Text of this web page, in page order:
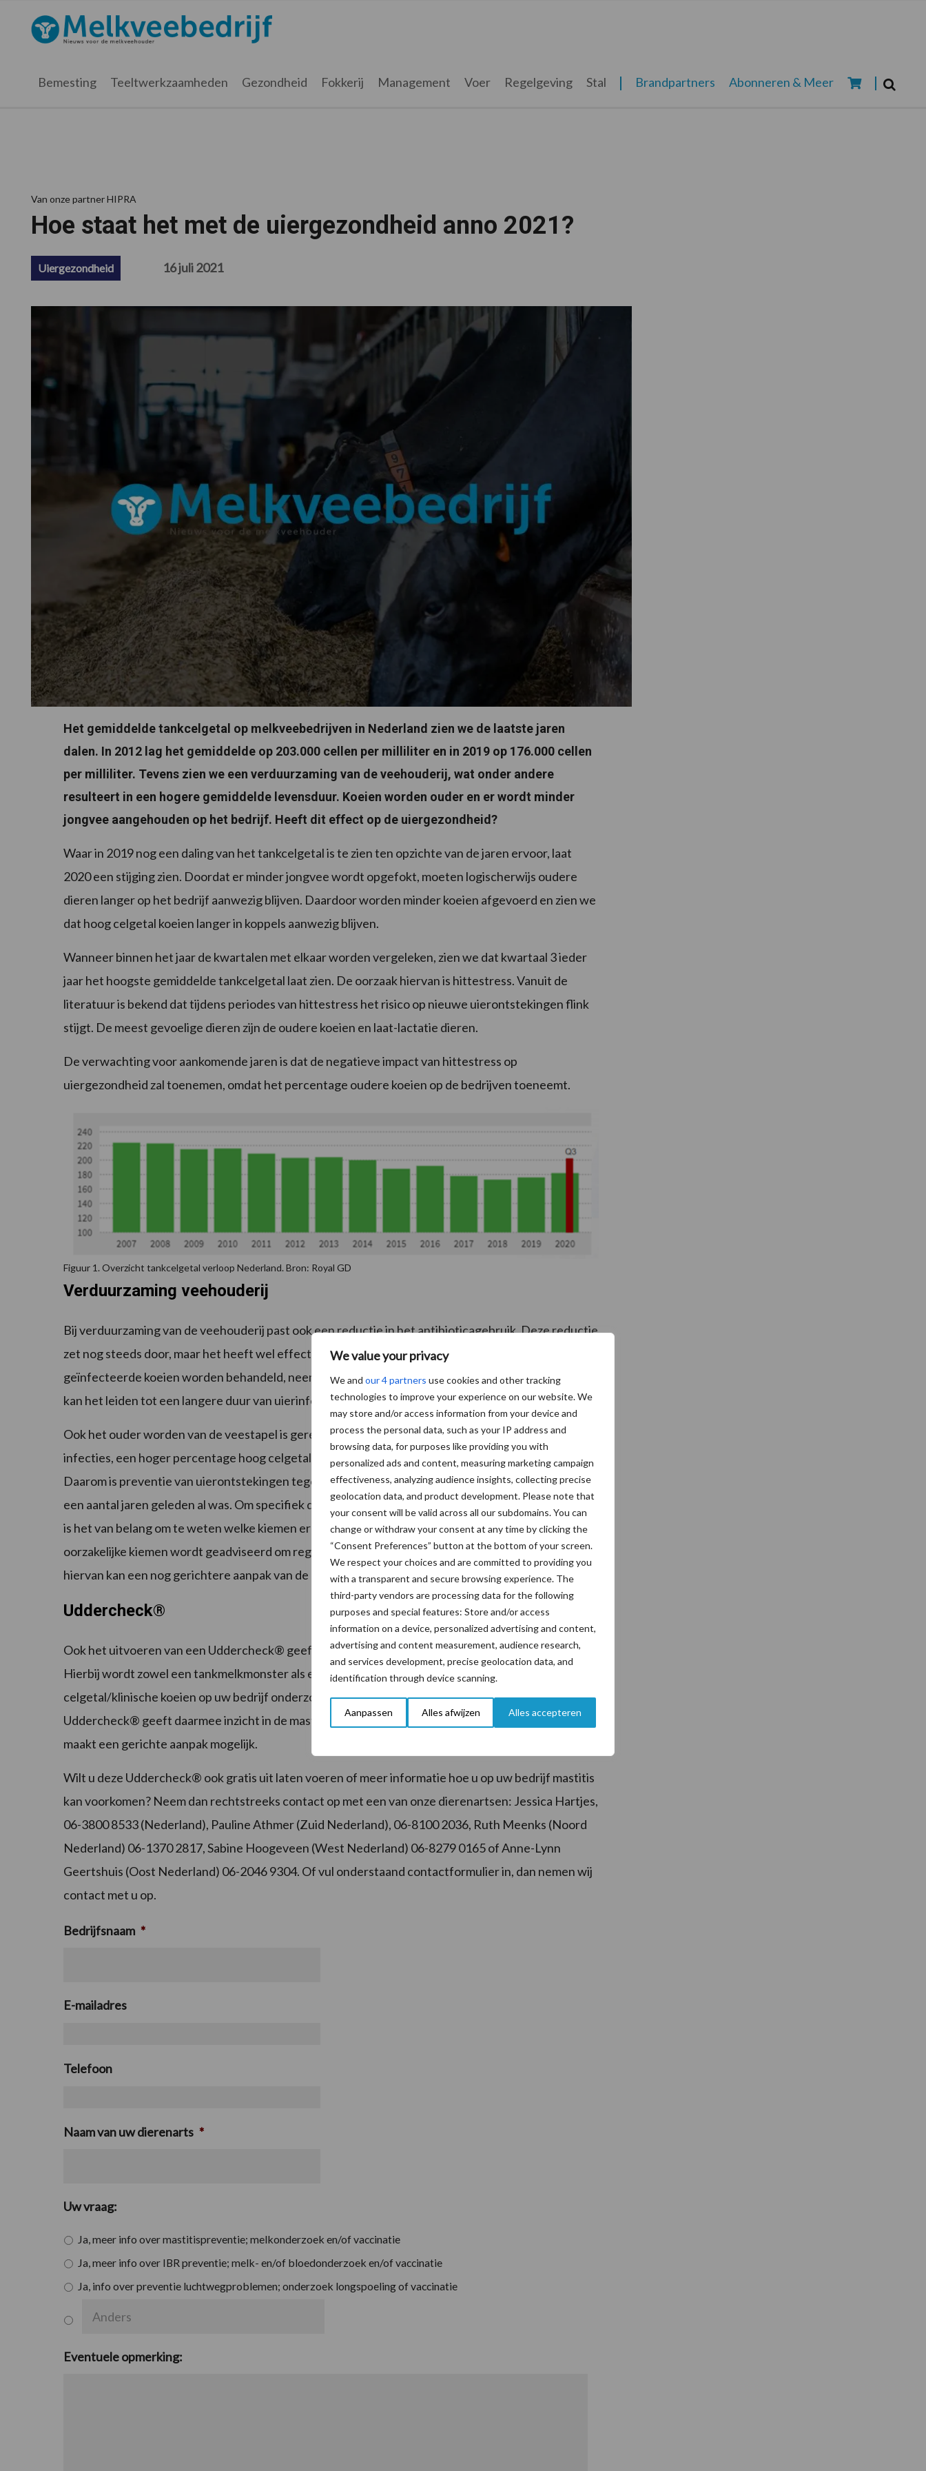
We value your privacy
We and our 4 partners use cookies and other tracking
technologies to improve your experience on our website. We
may store and/or access information from your device and
process the personal data, such as your IP address and
browsing data, for purposes like providing you with
personalized ads and content, measuring marketing campaign
effectiveness, analyzing audience insights, collecting precise
geolocation data, and product development. Please note that
your consent will be valid across all our subdomains. You can
change or withdraw your consent at any time by clicking the
“Consent Preferences” button at the bottom of your screen.
We respect your choices and are committed to providing you
with a transparent and secure browsing experience. The
third-party vendors are processing data for the following
purposes and special features: Store and/or access
information on a device, personalized advertising and content,
advertising and content measurement, audience research,
and services development, precise geolocation data, and
identification through device scanning.
Aanpassen Alles afwijzen Alles accepteren
hoofdnavigatie
hoofd
eerste
voettekst
Melkveebedrijf.nl
Bemesting Teeltwerkzaamheden Gezondheid Fokkerij Management Voer Regelgeving Stal Brandpartners Abonneren & Meer
Van onze partner HIPRA
Hoe staat het met de uiergezondheid anno 2021?
Uiergezondheid 16 juli 2021
Het gemiddelde tankcelgetal op melkveebedrijven in Nederland zien we de laatste jaren
dalen. In 2012 lag het gemiddelde op 203.000 cellen per milliliter en in 2019 op 176.000 cellen
per milliliter. Tevens zien we een verduurzaming van de veehouderij, wat onder andere
resulteert in een hogere gemiddelde levensduur. Koeien worden ouder en er wordt minder
jongvee aangehouden op het bedrijf. Heeft dit effect op de uiergezondheid?
Waar in 2019 nog een daling van het tankcelgetal is te zien ten opzichte van de jaren ervoor, laat
2020 een stijging zien. Doordat er minder jongvee wordt opgefokt, moeten logischerwijs oudere
dieren langer op het bedrijf aanwezig blijven. Daardoor worden minder koeien afgevoerd en zien we
dat hoog celgetal koeien langer in koppels aanwezig blijven.
Wanneer binnen het jaar de kwartalen met elkaar worden vergeleken, zien we dat kwartaal 3 ieder
jaar het hoogste gemiddelde tankcelgetal laat zien. De oorzaak hiervan is hittestress. Vanuit de
literatuur is bekend dat tijdens periodes van hittestress het risico op nieuwe uierontstekingen flink
stijgt. De meest gevoelige dieren zijn de oudere koeien en laat-lactatie dieren.
De verwachting voor aankomende jaren is dat de negatieve impact van hittestress op
uiergezondheid zal toenemen, omdat het percentage oudere koeien op de bedrijven toeneemt.
Figuur 1. Overzicht tankcelgetal verloop Nederland. Bron: Royal GD
Verduurzaming veehouderij
Bij verduurzaming van de veehouderij past ook een reductie in het antibioticagebruik. Deze reductie
zet nog steeds door, maar het heeft wel effect op de uiergezondheid. Doordat er minder
geïnfecteerde koeien worden behandeld, neemt de kans op nieuwe mastitis infecties toe. Tevens
kan het leiden tot een langere duur van uierinfecties.
Ook het ouder worden van de veestapel is gerelateerd aan een toename van het percentage nieuwe
infecties, een hoger percentage hoog celgetal koeien en een hoger gemiddeld tankmelkcelgetal.
Daarom is preventie van uierontstekingen tegenwoordig misschien nog wel belangrijker dan dat het
een aantal jaren geleden al was. Om specifiek de uiergezondheid op uw bedrijf aan te kunnen pakken
is het van belang om te weten welke kiemen er op het bedrijf voorkomen. Voor meer inzicht in de
oorzakelijke kiemen wordt geadviseerd om regelmatig melkmonsters te laten onderzoeken. Op basis
hiervan kan een nog gerichtere aanpak van de uiergezondheid op uw bedrijf ingezet worden.
Uddercheck®
Ook het uitvoeren van een Uddercheck® geeft informatie over de aanwezige kiemen op uw bedrijf.
Hierbij wordt zowel een tankmelkmonster als een gecombineerd monster van een aantal hoog
celgetal/klinische koeien op uw bedrijf onderzocht op de aanwezigheid van bacterie-DNA. De
Uddercheck® geeft daarmee inzicht in de mastitis-bacteriën die op uw bedrijf aanwezig zijn en
maakt een gerichte aanpak mogelijk.
Wilt u deze Uddercheck® ook gratis uit laten voeren of meer informatie hoe u op uw bedrijf mastitis
kan voorkomen? Neem dan rechtstreeks contact op met een van onze dierenartsen: Jessica Hartjes,
06-3800 8533 (Nederland), Pauline Athmer (Zuid Nederland), 06-8100 2036, Ruth Meenks (Noord
Nederland) 06-1370 2817, Sabine Hoogeveen (West Nederland) 06-8279 0165 of Anne-Lynn
Geertshuis (Oost Nederland) 06-2046 9304. Of vul onderstaand contactformulier in, dan nemen wij
contact met u op.
Bedrijfsnaam *
E-mailadres
Telefoon
Naam van uw dierenarts *
Uw vraag:
Ja, meer info over mastitispreventie; melkonderzoek en/of vaccinatie
Ja, meer info over IBR preventie; melk- en/of bloedonderzoek en/of vaccinatie
Ja, info over preventie luchtwegproblemen; onderzoek longspoeling of vaccinatie
Eventuele opmerking: